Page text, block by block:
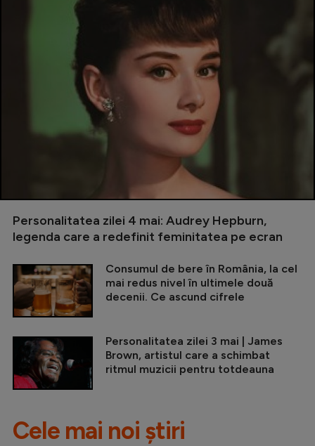
Personalitatea zilei 4 mai: Audrey Hepburn,
legenda care a redefinit feminitatea pe ecran
Consumul de bere în România, la cel
mai redus nivel în ultimele două
decenii. Ce ascund cifrele
Personalitatea zilei 3 mai | James
Brown, artistul care a schimbat
ritmul muzicii pentru totdeauna
Cele mai noi știri